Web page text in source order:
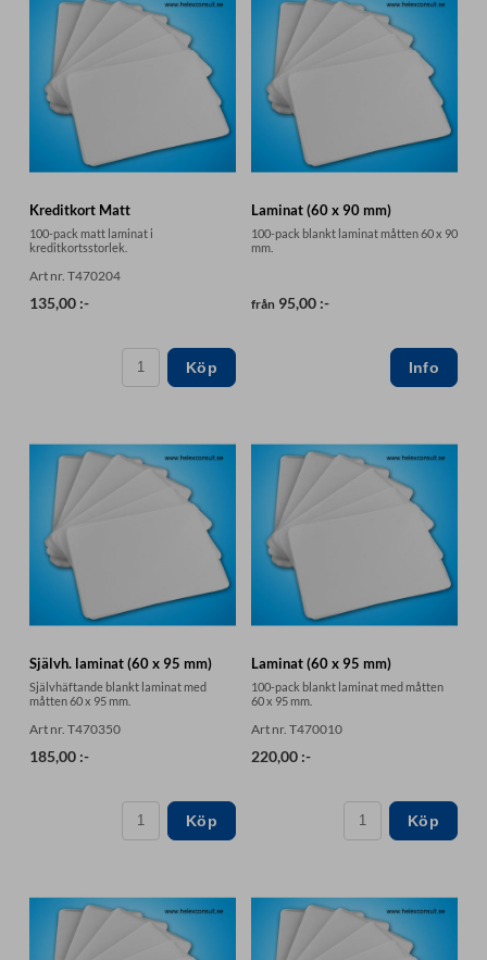
Kreditkort Matt
100-pack matt laminat i
kreditkortsstorlek.
Art nr. T470204
135,00 :-
Köp
Laminat (60 x 90 mm)
100-pack blankt laminat måtten 60 x 90
mm.
från 95,00 :-
Självh. laminat (60 x 95 mm)
Självhäftande blankt laminat med
måtten 60 x 95 mm.
Art nr. T470350
185,00 :-
Köp
Laminat (60 x 95 mm)
100-pack blankt laminat med måtten
60 x 95 mm.
Art nr. T470010
220,00 :-
Köp